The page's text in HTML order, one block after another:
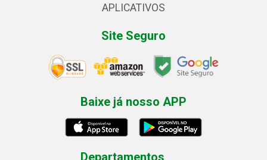
APLICATIVOS
Site Seguro
Baixe já nosso APP
Departamentos